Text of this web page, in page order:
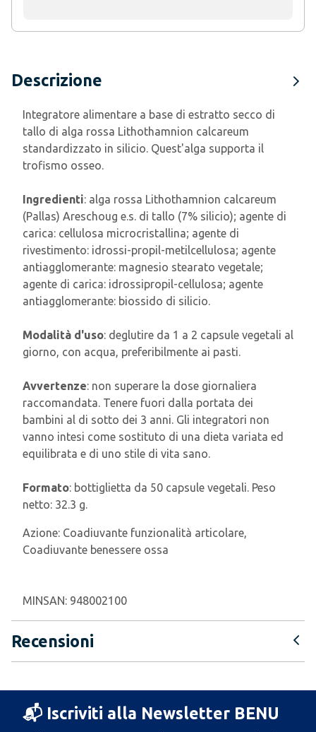
Descrizione
Integratore alimentare a base di estratto secco di
tallo di alga rossa Lithothamnion calcareum
standardizzato in silicio. Quest'alga supporta il
trofismo osseo.
Ingredienti: alga rossa Lithothamnion calcareum
(Pallas) Areschoug e.s. di tallo (7% silicio); agente di
carica: cellulosa microcristallina; agente di
rivestimento: idrossi-propil-metilcellulosa; agente
antiagglomerante: magnesio stearato vegetale;
agente di carica: idrossipropil-cellulosa; agente
antiagglomerante: biossido di silicio.
Modalità d'uso: deglutire da 1 a 2 capsule vegetali al
giorno, con acqua, preferibilmente ai pasti.
Avvertenze: non superare la dose giornaliera
raccomandata. Tenere fuori dalla portata dei
bambini al di sotto dei 3 anni. Gli integratori non
vanno intesi come sostituto di una dieta variata ed
equilibrata e di uno stile di vita sano.
Formato: bottiglietta da 50 capsule vegetali. Peso
netto: 32.3 g.
Azione: Coadiuvante funzionalità articolare,
Coadiuvante benessere ossa
MINSAN: 948002100
Recensioni
📬 Iscriviti alla Newsletter BENU